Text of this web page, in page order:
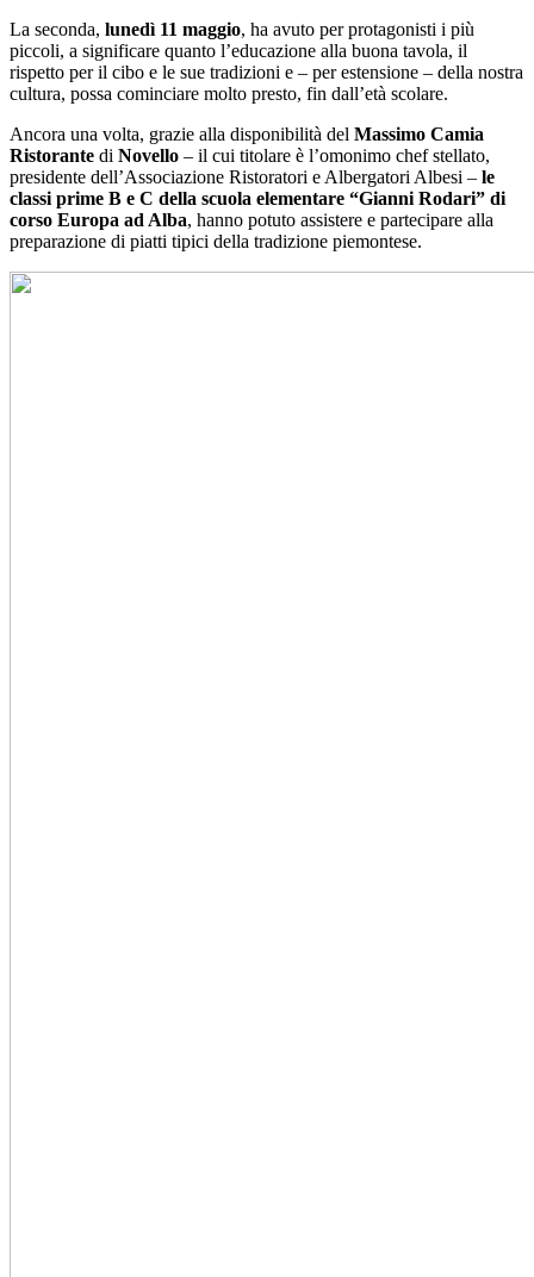
La seconda, lunedì 11 maggio, ha avuto per protagonisti i più
piccoli, a significare quanto l’educazione alla buona tavola, il
rispetto per il cibo e le sue tradizioni e – per estensione – della nostra
cultura, possa cominciare molto presto, fin dall’età scolare.
Ancora una volta, grazie alla disponibilità del Massimo Camia
Ristorante di Novello – il cui titolare è l’omonimo chef stellato,
presidente dell’Associazione Ristoratori e Albergatori Albesi – le
classi prime B e C della scuola elementare “Gianni Rodari” di
corso Europa ad Alba, hanno potuto assistere e partecipare alla
preparazione di piatti tipici della tradizione piemontese.